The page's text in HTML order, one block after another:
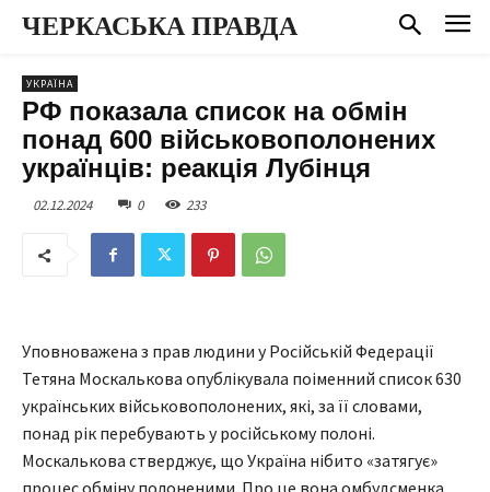
ЧЕРКАСЬКА ПРАВДА
УКРАЇНА
РФ показала список на обмін
понад 600 військовополонених
українців: реакція Лубінця
02.12.2024 0 233
Уповноважена з прав людини у Російській Федерації
Тетяна Москалькова опублікувала поіменний список 630
українських військовополонених, які, за її словами,
понад рік перебувають у російському полоні.
Москалькова стверджує, що Україна нібито «затягує»